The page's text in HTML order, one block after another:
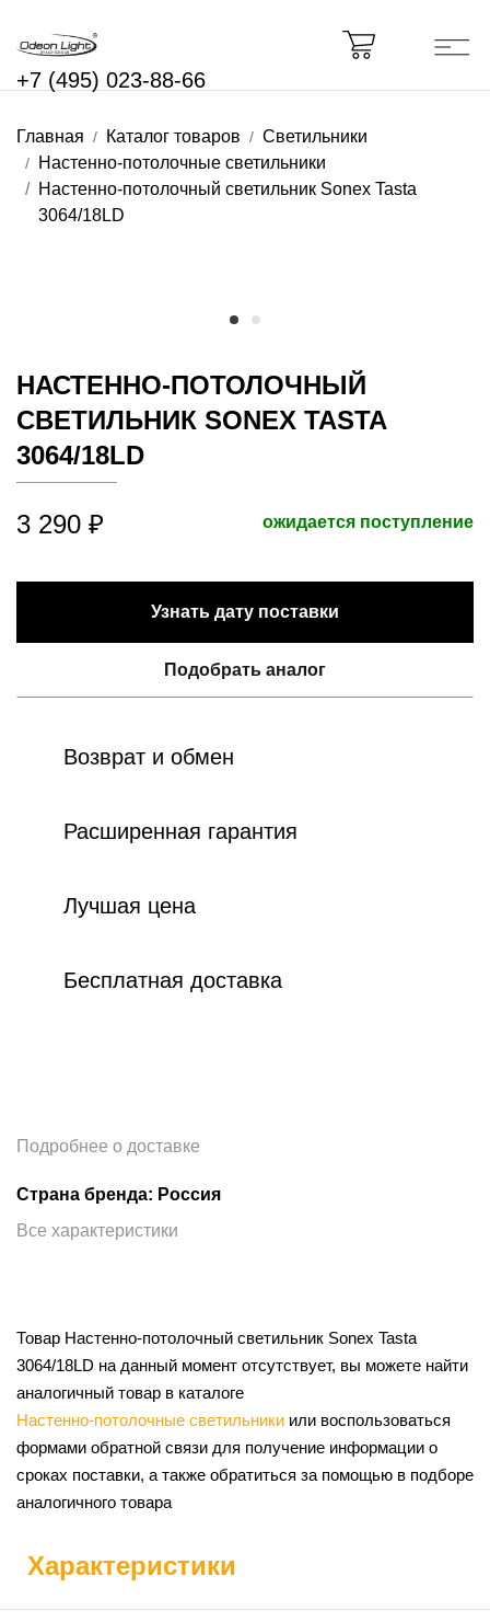
+7 (495) 023-88-66
Главная Каталог товаров
Светильники
Настенно-потолочные светильники
Настенно-потолочный светильник Sonex Tasta
3064/18LD
НАСТЕННО-ПОТОЛОЧНЫЙ
СВЕТИЛЬНИК SONEX TASTA
3064/18LD
3 290 ₽ ожидается поступление
Узнать дату поставки
Подобрать аналог
Возврат и обмен
Расширенная гарантия
Лучшая цена
Бесплатная доставка
Подробнее о доставке
Страна бренда: Россия
Все характеристики
Товар Настенно-потолочный светильник Sonex Tasta
3064/18LD на данный момент отсутствует, вы можете найти
аналогичный товар в каталоге
Настенно-потолочные светильники или воспользоваться
формами обратной связи для получение информации о
сроках поставки, а также обратиться за помощью в подборе
аналогичного товара
Характеристики